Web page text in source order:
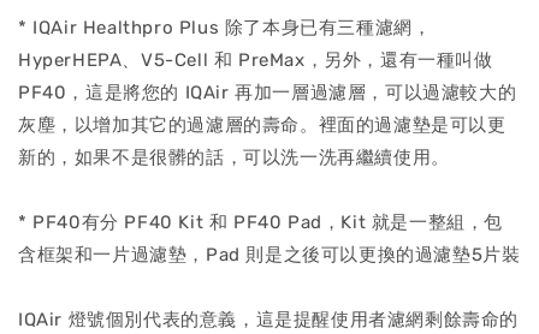
* IQAir Healthpro Plus 除了本身已有三種濾網，
HyperHEPA、V5-Cell 和 PreMax，另外，還有一種叫做
PF40，這是將您的 IQAir 再加一層過濾層，可以過濾較大的
灰塵，以增加其它的過濾層的壽命。裡面的過濾墊是可以更
新的，如果不是很髒的話，可以洗一洗再繼續使用。
* PF40有分 PF40 Kit 和 PF40 Pad，Kit 就是一整組，包
含框架和一片過濾墊，Pad 則是之後可以更換的過濾墊5片裝
IQAir 燈號個別代表的意義，這是提醒使用者濾網剩餘壽命的